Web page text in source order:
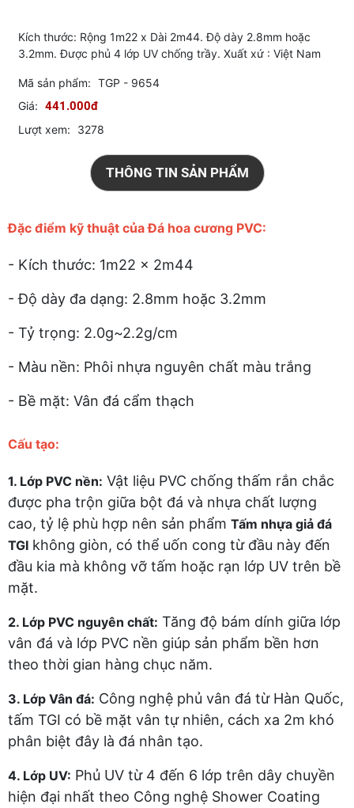
Kích thước: Rộng 1m22 x Dài 2m44. Độ dày 2.8mm hoặc
3.2mm. Được phủ 4 lớp UV chống trầy. Xuất xứ : Việt Nam
Mã sản phẩm: TGP - 9654
Giá: 441.000đ
Lượt xem: 3278
THÔNG TIN SẢN PHẨM
Đặc điểm kỹ thuật của Đá hoa cương PVC:
- Kích thước: 1m22 x 2m44
- Độ dày đa dạng: 2.8mm hoặc 3.2mm
- Tỷ trọng: 2.0g~2.2g/cm
- Màu nền: Phôi nhựa nguyên chất màu trắng
- Bề mặt: Vân đá cẩm thạch
Cấu tạo:
1. Lớp PVC nền: Vật liệu PVC chống thấm rắn chắc
được pha trộn giữa bột đá và nhựa chất lượng
cao, tỷ lệ phù hợp nên sản phẩm Tấm nhựa giả đá
TGI không giòn, có thể uốn cong từ đầu này đến
đầu kia mà không vỡ tấm hoặc rạn lớp UV trên bề
mặt.
2. Lớp PVC nguyên chất: Tăng độ bám dính giữa lớp
vân đá và lớp PVC nền giúp sản phẩm bền hơn
theo thời gian hàng chục năm.
3. Lớp Vân đá: Công nghệ phủ vân đá từ Hàn Quốc,
tấm TGI có bề mặt vân tự nhiên, cách xa 2m khó
phân biệt đây là đá nhân tạo.
4. Lớp UV: Phủ UV từ 4 đến 6 lớp trên dây chuyền
hiện đại nhất theo Công nghệ Shower Coating